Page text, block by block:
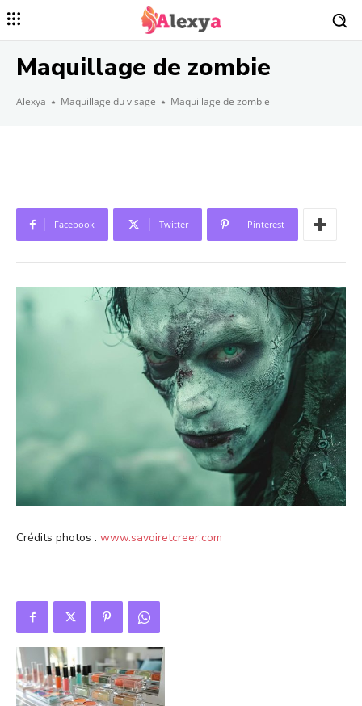
Maquillage de zombie
Alexya Maquillage du visage Maquillage de zombie
Facebook Twitter Pinterest
Crédits photos : www.savoiretcreer.com